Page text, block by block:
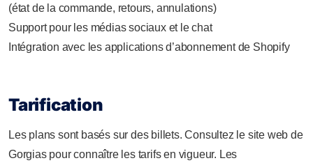
(état de la commande, retours, annulations)
Support pour les médias sociaux et le chat
Intégration avec les applications d’abonnement de Shopify
Tarification
Les plans sont basés sur des billets. Consultez le site web de
Gorgias pour connaître les tarifs en vigueur. Les